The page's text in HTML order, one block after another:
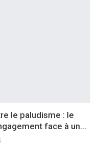
le paludisme : le
face à un…